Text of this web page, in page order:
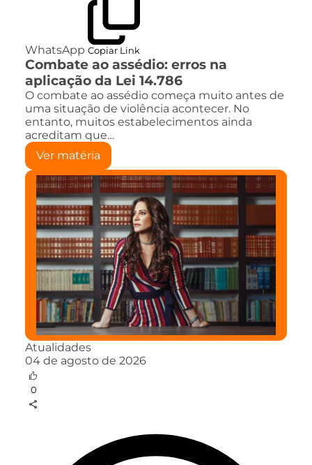
WhatsApp Copiar Link
Combate ao assédio: erros na
aplicação da Lei 14.786
O combate ao assédio começa muito antes de
uma situação de violência acontecer. No
entanto, muitos estabelecimentos ainda
acreditam que…
Ver matéria
Atualidades
04 de agosto de 2026
0